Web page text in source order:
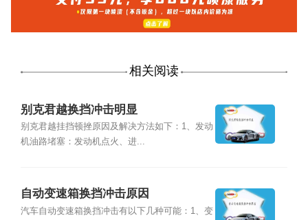
相关阅读
别克君越换挡冲击明显
别克君越挂挡顿挫原因及解决方法如下：1、发动
机油路堵塞：发动机点火、进...
自动变速箱换挡冲击原因
汽车自动变速箱换挡冲击有以下几种可能：1、变